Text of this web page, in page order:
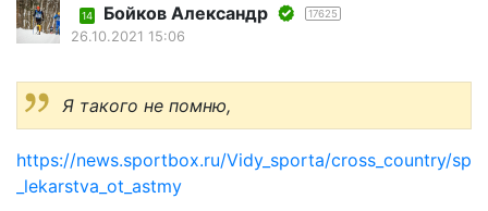
14 Бойков Александр 17625
26.10.2021 15:06
Я такого не помню,
https://news.sportbox.ru/Vidy_sporta/cross_country/
­_lekarstva_ot_astmy